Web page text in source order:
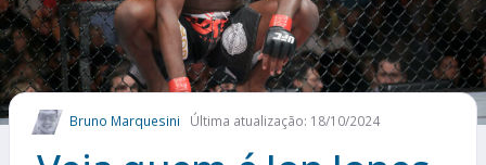
FUTEBOL INTERNACIONAL
COMO APOSTAR
MAIS ESPORTES
Bruno Marquesini Última atualização: 18/10/2024